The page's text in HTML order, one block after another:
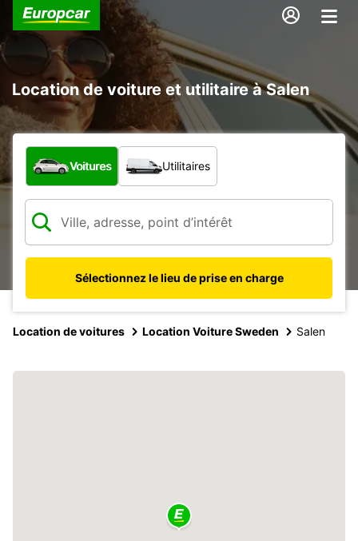
Location de voiture et utilitaire à Salen
Quel type de véhicule ?
Voitures Utilitaires
Sélectionnez le lieu de prise en charge
Location de voitures Location Voiture Sweden Salen